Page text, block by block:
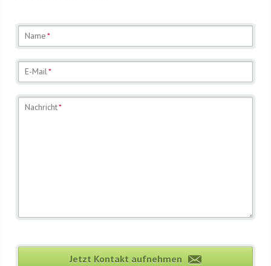
Pflichtfeld
Name*
Pflichtfeld
E-Mail*
Pflichtfeld
Nachricht*
Jetzt Kontakt aufnehmen